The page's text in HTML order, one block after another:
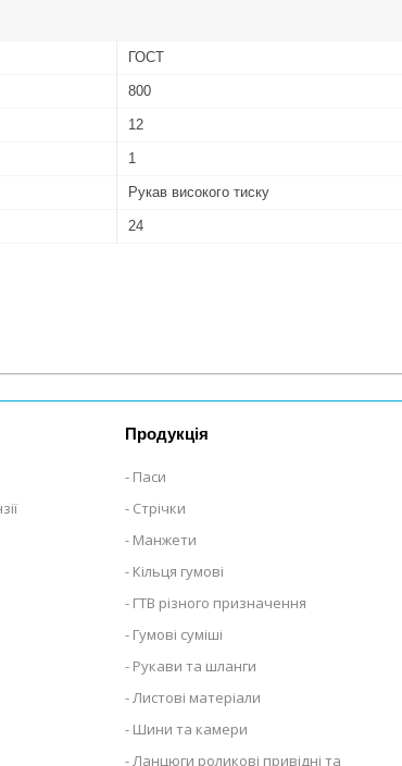
ГОСТ
800
12
1
Рукав високого тиску
24
Продукція
Паси
Стрічки
Манжети
Кільця гумові
ГТВ різного призначення
Гумові суміші
Рукави та шланги
Листові матеріали
Шини та камери
Ланцюги роликові привідні та